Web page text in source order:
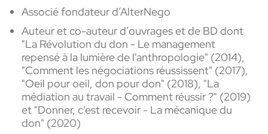
Associé fondateur d’AlterNego
Auteur et co-auteur d’ouvrages et de BD dont
"La Révolution du don - Le management
repensé à la lumière de l'anthropologie" (2014),
"Comment les négociations réussissent" (2017),
"Oeil pour oeil, don pour don" (2018), "La
médiation au travail - Comment réussir ?" (2019)
et "Donner, c'est recevoir - La mécanique du
don" (2020)